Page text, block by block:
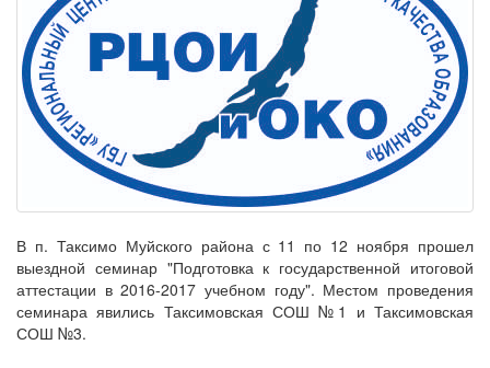
В п. Таксимо Муйского района с 11 по 12 ноября прошел
выездной семинар "Подготовка к государственной итоговой
аттестации в 2016-2017 учебном году". Местом проведения
семинара явились Таксимовская СОШ №1 и Таксимовская
СОШ №3.